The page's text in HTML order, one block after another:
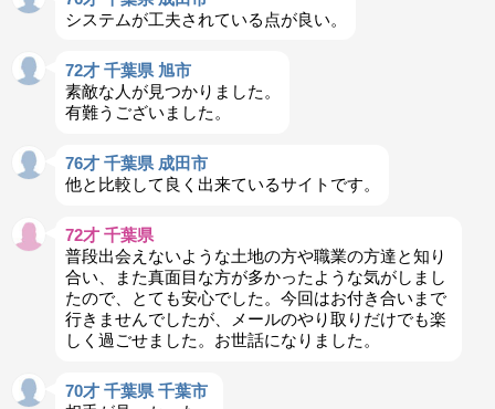
システムが工夫されている点が良い。
72才 千葉県 旭市
素敵な人が見つかりました。
有難うございました。
76才 千葉県 成田市
他と比較して良く出来ているサイトです。
72才 千葉県
普段出会えないような土地の方や職業の方達と知り
合い、また真面目な方が多かったような気がしまし
たので、とても安心でした。今回はお付き合いまで
行きませんでしたが、メールのやり取りだけでも楽
しく過ごせました。お世話になりました。
70才 千葉県 千葉市